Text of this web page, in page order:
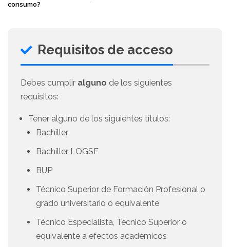
consumo?
Requisitos de acceso
Debes cumplir alguno de los siguientes
requisitos:
Tener alguno de los siguientes títulos:
Bachiller
Bachiller LOGSE
BUP
Técnico Superior de Formación Profesional o
grado universitario o equivalente
Técnico Especialista, Técnico Superior o
equivalente a efectos académicos